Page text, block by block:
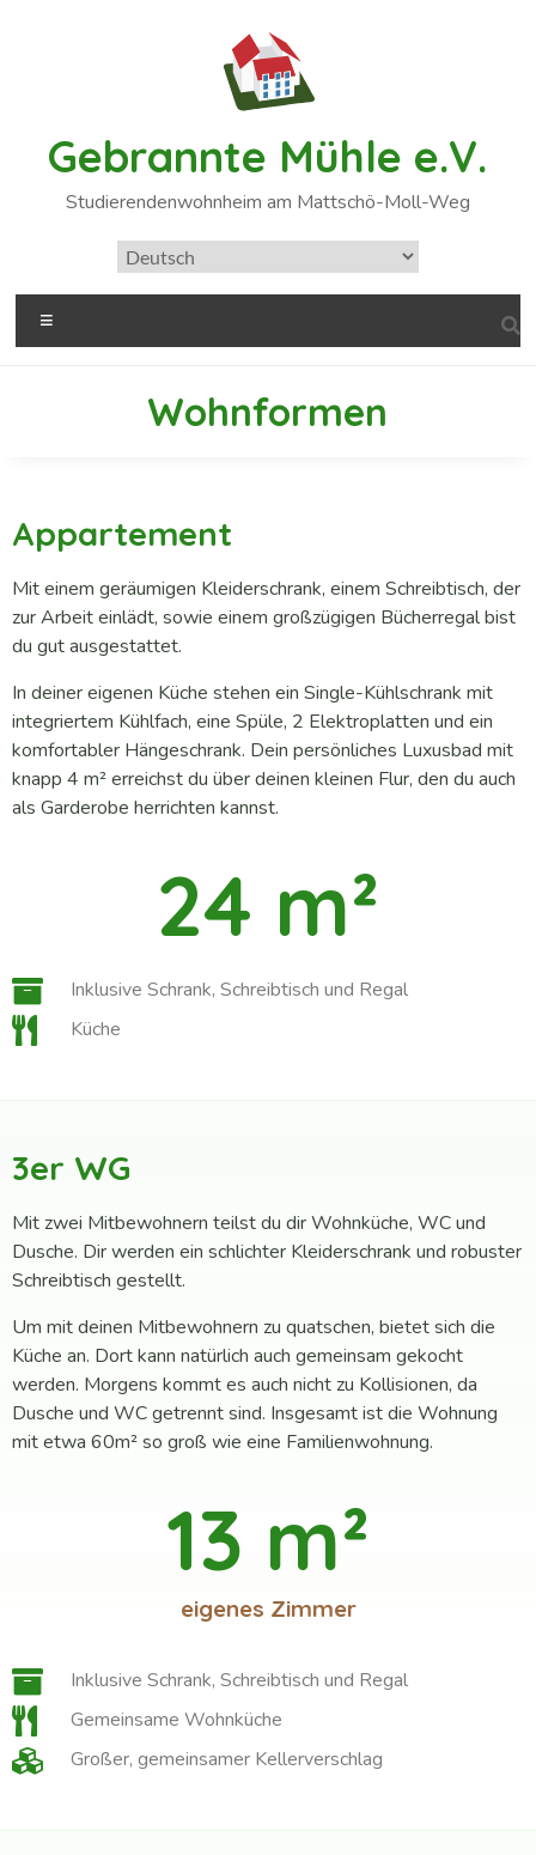
Gebrannte Mühle e.V.
Studierendenwohnheim am Mattschö-Moll-Weg
Wohnformen
Appartement
Mit einem geräumigen Kleiderschrank, einem Schreibtisch, der
zur Arbeit einlädt, sowie einem großzügigen Bücherregal bist
du gut ausgestattet.
In deiner eigenen Küche stehen ein Single-Kühlschrank mit
integriertem Kühlfach, eine Spüle, 2 Elektroplatten und ein
komfortabler Hängeschrank. Dein persönliches Luxusbad mit
knapp 4 m² erreichst du über deinen kleinen Flur, den du auch
als Garderobe herrichten kannst.
24 m²
Inklusive Schrank, Schreibtisch und Regal
Küche
3er WG
Mit zwei Mitbewohnern teilst du dir Wohnküche, WC und
Dusche. Dir werden ein schlichter Kleiderschrank und robuster
Schreibtisch gestellt.
Um mit deinen Mitbewohnern zu quatschen, bietet sich die
Küche an. Dort kann natürlich auch gemeinsam gekocht
werden. Morgens kommt es auch nicht zu Kollisionen, da
Dusche und WC getrennt sind. Insgesamt ist die Wohnung
mit etwa 60m² so groß wie eine Familienwohnung.
eigenes Zimmer
13 m²
Inklusive Schrank, Schreibtisch und Regal
Gemeinsame Wohnküche
Großer, gemeinsamer Kellerverschlag